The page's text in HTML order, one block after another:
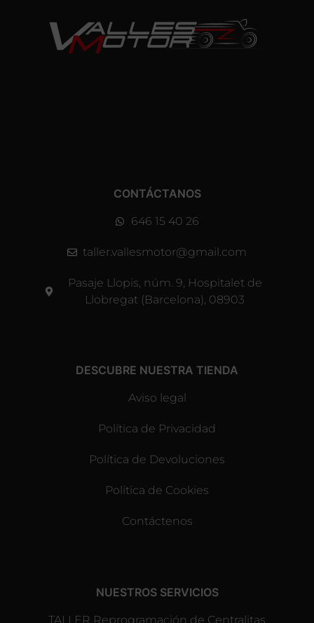
CONTÁCTANOS
646 15 40 26
taller.vallesmotor@gmail.com
Pasaje Llopis, núm. 9, Hospitalet de
Llobregat (Barcelona), 08903
DESCUBRE NUESTRA TIENDA
Aviso legal
Política de Privacidad
Política de Devoluciones
Política de Cookies
Contáctenos
NUESTROS SERVICIOS
TALLER Reprogramación de Centralitas